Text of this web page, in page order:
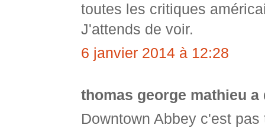
toutes les critiques
J'attends de voir.
6 janvier 2014 à 12:28
thomas george mathieu
Downtown Abbey c'est